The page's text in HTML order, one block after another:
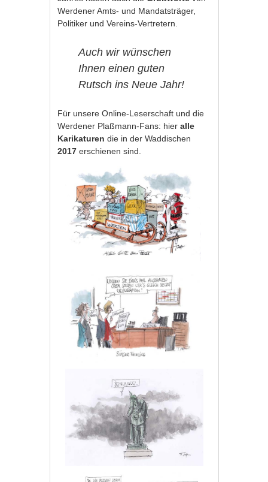
Werdener Amts- und Mandatsträger,
Politiker und Vereins-Vertretern.
Auch wir wünschen
Ihnen einen guten
Rutsch ins Neue Jahr!
Für unsere Online-Leserschaft und die
Werdener Plaßmann-Fans: hieralle
Karikaturen die in der Waddischen
2017 erschienen sind.